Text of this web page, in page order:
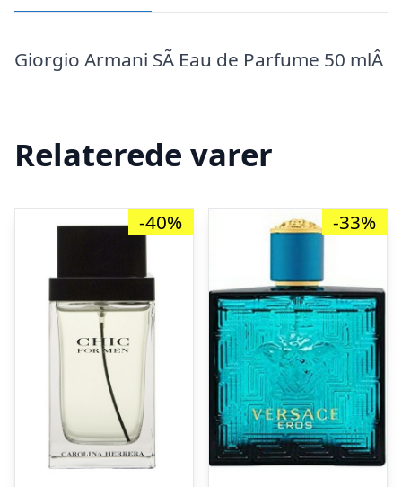
Giorgio Armani SÃ­ Eau de Parfume 50 mlÂ
Relaterede varer
-40% -33%